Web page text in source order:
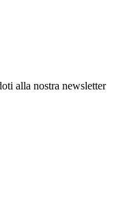
alla nostra newsletter